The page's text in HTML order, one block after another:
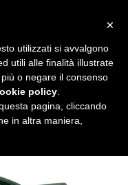
×
utilizzati si avvalgono
utili alle finalità illustrate
o negare il consenso
policy
pagina, cliccando
in altra maniera,